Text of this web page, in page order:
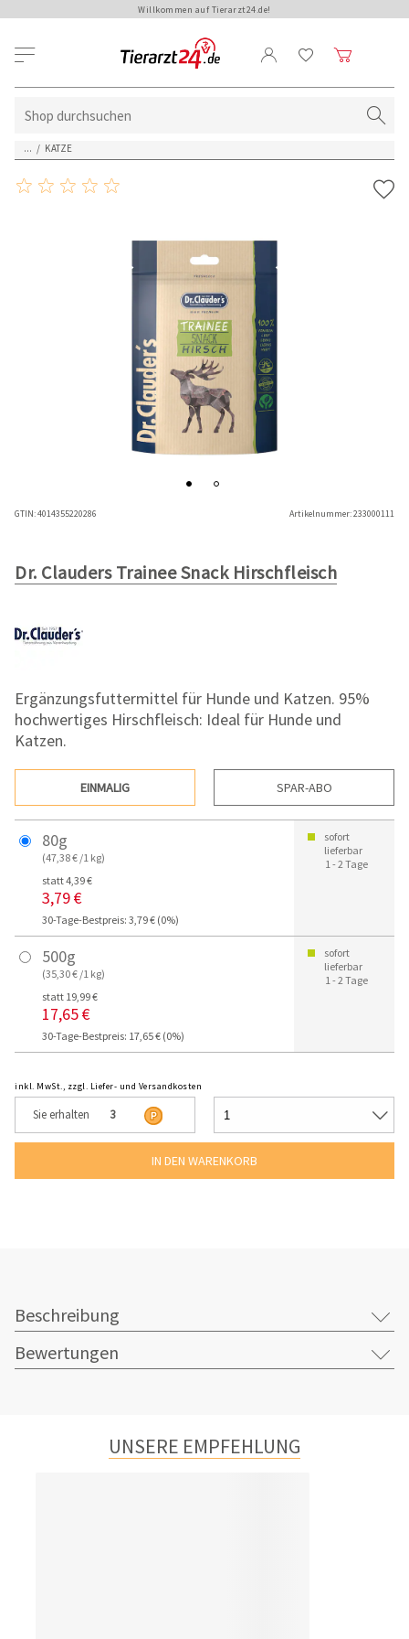
Willkommen auf Tierarzt24.de!
... / KATZE
GTIN:4014355220286 Artikelnummer:233000111
Dr. Clauders Trainee Snack Hirschfleisch
Ergänzungsfuttermittel für Hunde und Katzen. 95%
hochwertiges Hirschfleisch: Ideal für Hunde und
Katzen.
EINMALIG SPAR-ABO
80g
(47,38 € /1 kg)
statt 4,39 €
3,79 €
30-Tage-Bestpreis: 3,79 € (0%)
sofort
lieferbar
1 - 2 Tage
500g
(35,30 € /1 kg)
statt 19,99 €
17,65 €
30-Tage-Bestpreis: 17,65 € (0%)
sofort
lieferbar
1 - 2 Tage
inkl. MwSt., zzgl. Liefer- und Versandkosten
Sie erhalten 3
Beschreibung
Bewertungen
UNSERE EMPFEHLUNG